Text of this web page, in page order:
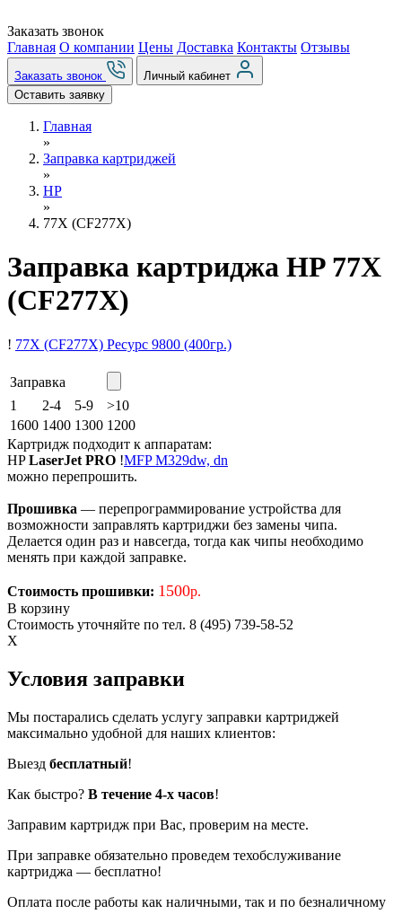
Заказать звонок
Главная О компании Цены Доставка Контакты Отзывы
Заказать звонок
Личный кабинет
Оставить заявку
Главная
»
Заправка картриджей
»
HP
»
77X (CF277X)
Заправка картриджа HP 77X
(CF277X)
! 77X (CF277X) Ресурс 9800 (400гр.)
Заправка
1
2-4 5-9
>10
1600 1400 1300 1200
Картридж подходит к аппаратам:
HPLaserJet PRO !MFP M329dw, dn
можно перепрошить.
Прошивка — перепрограммирование устройства для
возможности заправлять картриджи без замены чипа.
Делается один раз и навсегда, тогда как чипы необходимо
менять при каждой заправке.
Стоимость прошивки: 1500р.
В корзину
Стоимость уточняйте по тел. 8 (495) 739-58-52
X
Условия заправки
Мы постарались сделать услугу заправки картриджей
максимально удобной для наших клиентов:
Выезд бесплатный!
Как быстро? В течение 4-х часов!
Заправим картридж при Вас, проверим на месте.
При заправке обязательно проведем техобслуживание
картриджа — бесплатно!
Оплата после работы как наличными, так и по безналичному